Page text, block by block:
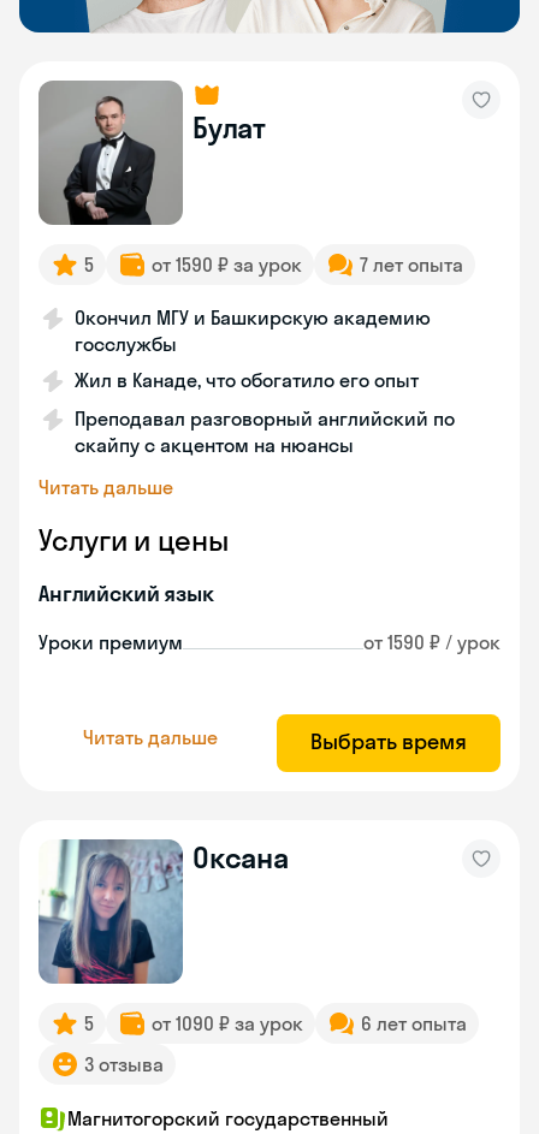
Булат
5 от 1590 ₽ за урок 7 лет опыта
Окончил МГУ и Башкирскую академию
госслужбы
Жил в Канаде, что обогатило его опыт
Преподавал разговорный английский по
скайпу с акцентом на нюансы
Читать дальше
Услуги и цены
Английский язык
Уроки премиум от 1590 ₽ / урок
Читать дальше Выбрать время
Оксана
5 от 1090 ₽ за урок
6 лет опыта
3 отзыва
Магнитогорский государственный